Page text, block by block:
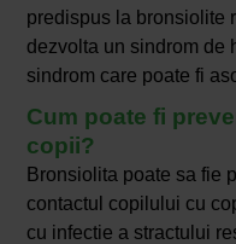
predispus la bronsiolite
dezvolta un sindrom de
sindrom care poate fi
Cum poate fi
copii?
Bronsiolita poate sa fie
contactul copilului cu
cu infectie a stractului